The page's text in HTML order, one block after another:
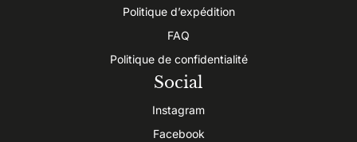
Politique d’expédition
FAQ
Politique de confidentialité
Social
Instagram
Facebook